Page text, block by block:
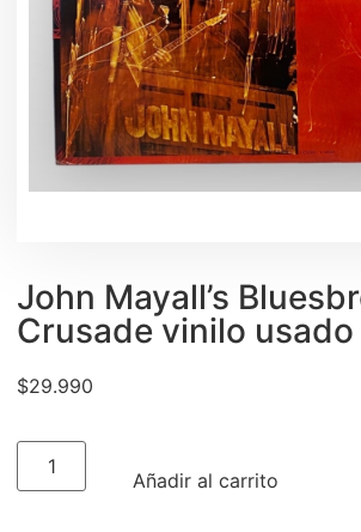
John Mayall’s
Crusade vinilo usado
$29.990
Añadir al carrito